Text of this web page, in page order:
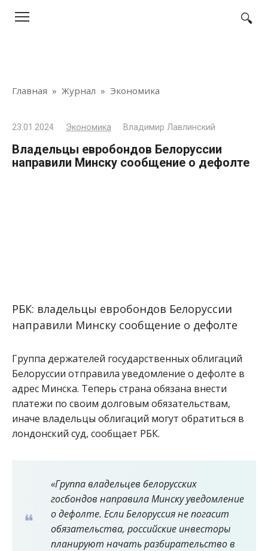
Главная » Журнал » Экономика
23.01.2024 Экономика Владимир Лавлинский
Владельцы евробондов Белоруссии
направили Минску сообщение о дефолте
РБК: владельцы евробондов Белоруссии
направили Минску сообщение о дефолте
Группа держателей государственных облигаций
Белоруссии отправила уведомление о дефолте в
адрес Минска. Теперь страна обязана внести
платежи по своим долговым обязательствам,
иначе владельцы облигаций могут обратиться в
лондонский суд, сообщает РБК.
«Группа владельцев белорусских
госбондов направила Минску уведомление
о дефолте. Если Белоруссия не погасит
обязательства, российские инвесторы
планируют начать разбирательство в